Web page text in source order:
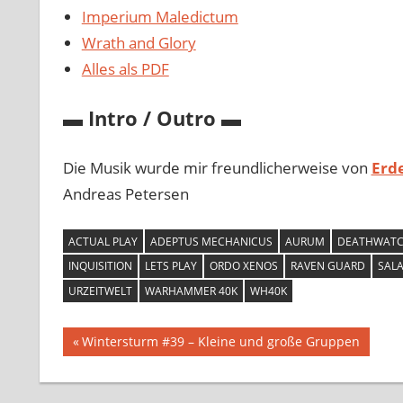
Imperium Maledictum
Wrath and Glory
Alles als PDF
▬ Intro / Outro ▬
Die Musik wurde mir freundlicherweise von
Andreas Petersen
ACTUAL PLAY ADEPTUS MECHANICUS AURUM
INQUISITION
LETS PLAY ORDO XENOS RAVEN GUARD
URZEITWELT
WARHAMMER 40K WH40K
Beitragsnavigation
Vorheriger
Wintersturm #39 – Kleine und große Gruppen